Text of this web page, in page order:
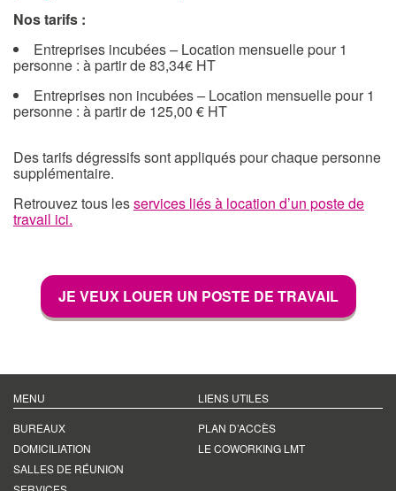
Nos tarifs :
Entreprises incubées–Location mensuelle pour 1
personne : à partir de 83,34€ HT
Entreprises non incubées–Location mensuelle pour 1
personne : à partir de 125,00 € HT
Des tarifs dégressifs sont appliqués pour chaque personne
supplémentaire.
Retrouvez tous lesservices liés à location d’un poste de
travail ici.
JE VEUX LOUER UN POSTE DE TRAVAIL
MENU
BUREAUX
DOMICILIATION
SALLES DE RÉUNION
LIENS UTILES
PLAN D’ACCÈS
LE COWORKING LMT